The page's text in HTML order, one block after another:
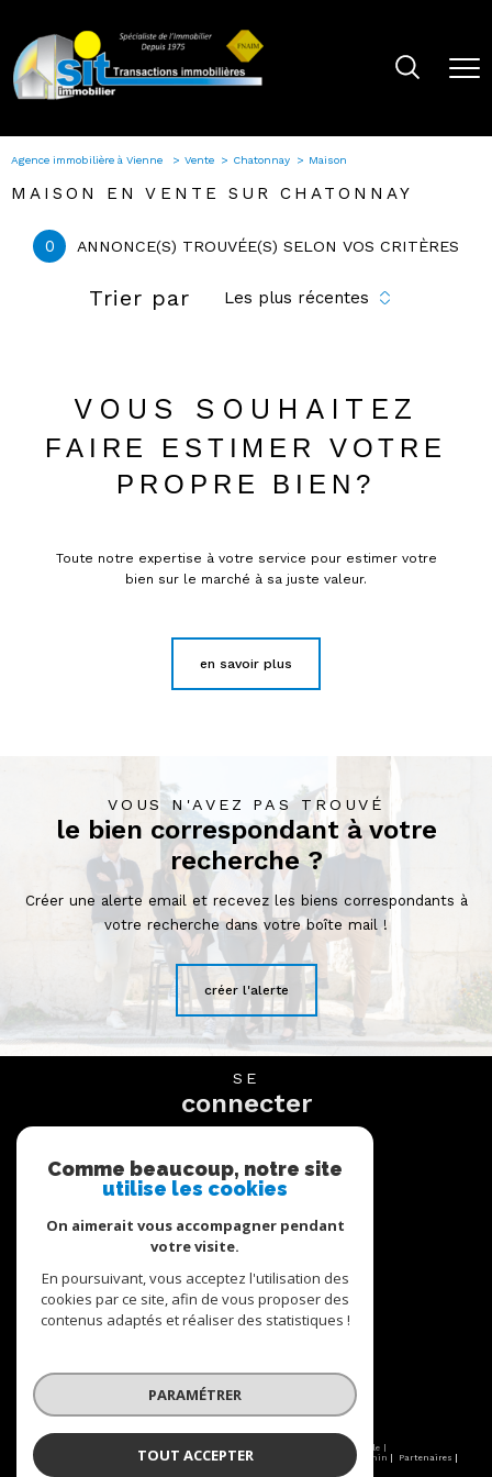
Agence immobilière à Vienne Vente Chatonnay Maison
MAISON EN VENTE SUR CHATONNAY
0 ANNONCE(S) TROUVÉE(S) SELON VOS CRITÈRES
Trier par Les plus récentes
VOUS SOUHAITEZ
FAIRE ESTIMER VOTRE
PROPRE BIEN?
Toute notre expertise à votre service pour estimer votre
bien sur le marché à sa juste valeur.
en savoir plus
VOUS N'AVEZ PAS TROUVÉ
le bien correspondant à votre
recherche ?
Créer une alerte email et recevez les biens correspondants à
votre recherche dans votre boîte mail !
créer l'alerte
SE
connecter
NOUS
suivre
NOUS
© 2026 | Tous droits réservés | Traduction powered by Google |
Nos honoraires Plan du site Admin
Partenaires
Comme beaucoup, notre site
utilise les cookies
On aimerait vous accompagner pendant
votre visite.
En poursuivant, vous acceptez l'utilisation des
cookies par ce site, afin de vous proposer des
contenus adaptés et réaliser des statistiques !
PARAMÉTRER
TOUT ACCEPTER